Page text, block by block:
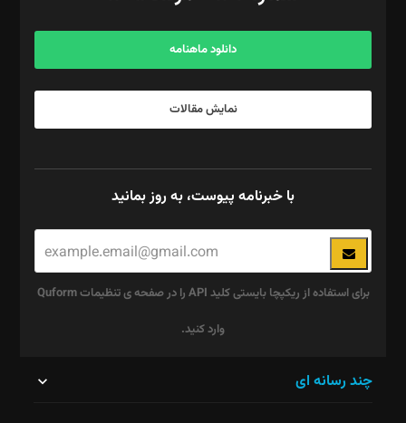
آگهی و مشترکین: ۰۹۱۹۹۹۹۰۴۵۴
دانلود ماهنامه
نمایش مقالات
با خبرنامه پیوست، به روز بمانید
برای استفاده از ریکپچا بایستی کلید API را در صفحه ی تنظیمات Quform
وارد کنید.
چند رسانه ای